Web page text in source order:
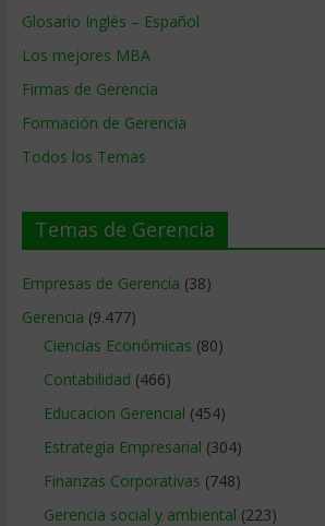
Glosario Inglés – Español
Los mejores MBA
Firmas de Gerencia
Formación de Gerencia
Todos los Temas
Temas de Gerencia
Empresas de Gerencia (38)
Gerencia (9.477)
Ciencias Económicas (80)
Contabilidad (466)
Educacion Gerencial (454)
Estrategia Empresarial (304)
Finanzas Corporativas (748)
Gerencia social y ambiental (223)